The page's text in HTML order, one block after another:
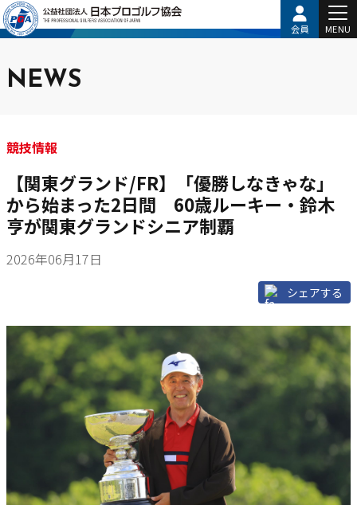
会員 MENU
NEWS
競技情報
【関東グランド/FR】「優勝しなきゃな」
から始まった2日間 60歳ルーキー・鈴木
亨が関東グランドシニア制覇
2026年06月17日
シェアする